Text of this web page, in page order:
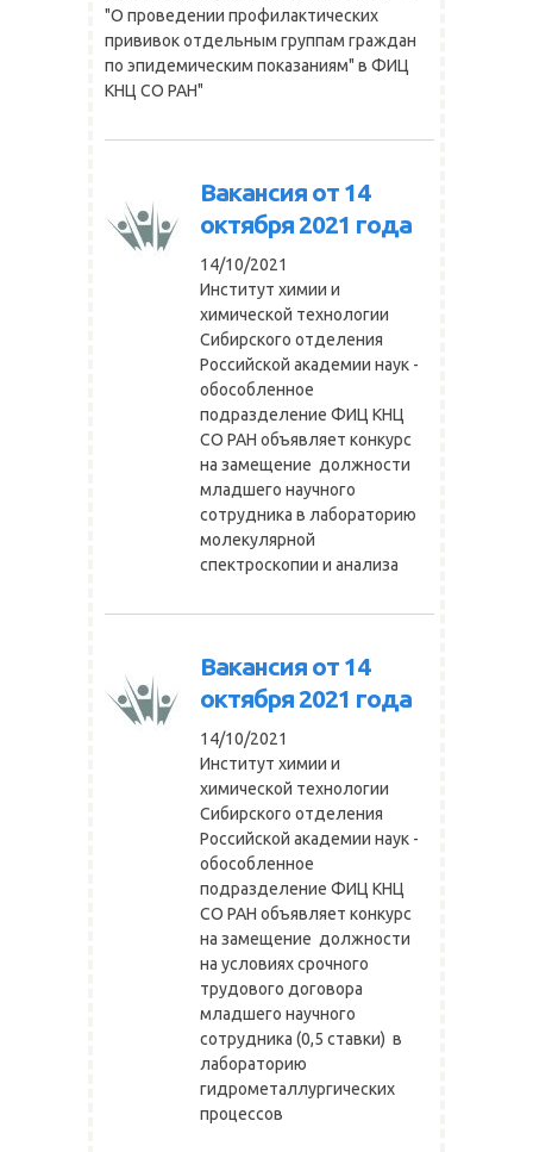
"О проведении профилактических
прививок отдельным группам граждан
по эпидемическим показаниям" в ФИЦ
КНЦ СО РАН"
Вакансия от 14
октября 2021 года
14/10/2021
Институт химии и
химической технологии
Сибирского отделения
Российской академии наук -
обособленное
подразделение ФИЦ КНЦ
СО РАН объявляет конкурс
на замещение должности
младшего научного
сотрудника в лабораторию
молекулярной
спектроскопии и анализа
Вакансия от 14
октября 2021 года
14/10/2021
Институт химии и
химической технологии
Сибирского отделения
Российской академии наук -
обособленное
подразделение ФИЦ КНЦ
СО РАН объявляет конкурс
на замещение должности
на условиях срочного
трудового договора
младшего научного
сотрудника (0,5 ставки) в
лабораторию
гидрометаллургических
процессов